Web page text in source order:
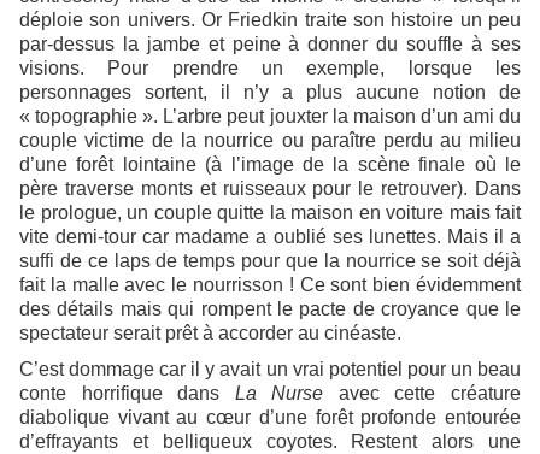
déploie son univers. Or Friedkin traite son histoire un peu
par-dessus la jambe et peine à donner du souffle à ses
visions. Pour prendre un exemple, lorsque les
personnages sortent, il n’y a plus aucune notion de
« topographie ». L’arbre peut jouxter la maison d’un ami du
couple victime de la nourrice ou paraître perdu au milieu
d’une forêt lointaine (à l’image de la scène finale où le
père traverse monts et ruisseaux pour le retrouver). Dans
le prologue, un couple quitte la maison en voiture mais fait
vite demi-tour car madame a oublié ses lunettes. Mais il a
suffi de ce laps de temps pour que la nourrice se soit déjà
fait la malle avec le nourrisson ! Ce sont bien évidemment
des détails mais qui rompent le pacte de croyance que le
spectateur serait prêt à accorder au cinéaste.
C’est dommage car il y avait un vrai potentiel pour un beau
conte horrifique dans La Nurse avec cette créature
diabolique vivant au cœur d’une forêt profonde entourée
d’effrayants et belliqueux coyotes. Restent alors une